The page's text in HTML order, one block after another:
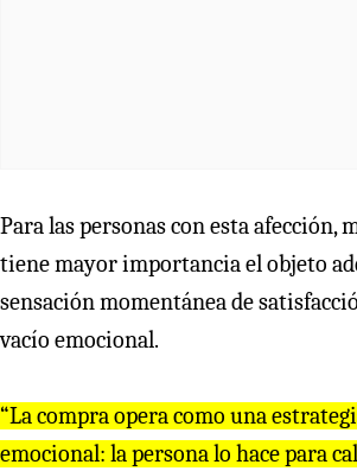
Para las personas con esta afección,
tiene mayor importancia el objeto
sensación momentánea de
vacío emocional.
“La compra opera como una
emocional: la persona lo hace para